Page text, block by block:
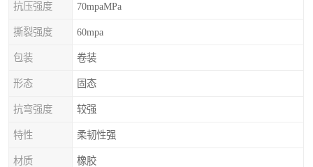
抗压强度 70mpaMPa
撕裂强度 60mpa
包装 卷装
形态 固态
抗弯强度 较强
特性 柔韧性强
材质 橡胶